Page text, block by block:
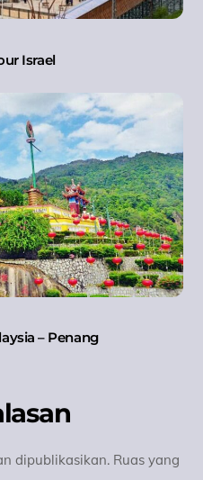
Israel
– Penang
dipublikasikan. Ruas yang